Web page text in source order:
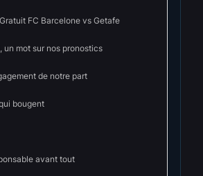
FC Barcelone vs Getafe
un mot sur nos pronostics
de notre part
bougent
avant tout